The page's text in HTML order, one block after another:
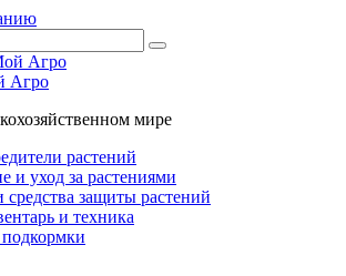
Агро
мире
растений
и уход за растениями
защиты растений
и техника